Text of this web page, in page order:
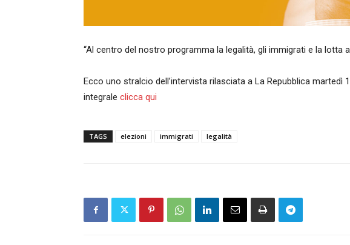
“Al centro del nostro programma la legalità, gli immigrati e la lotta
Ecco uno stralcio dell’intervista rilasciata a La Repubblica martedì
integrale clicca qui
TAGS elezioni immigrati legalità